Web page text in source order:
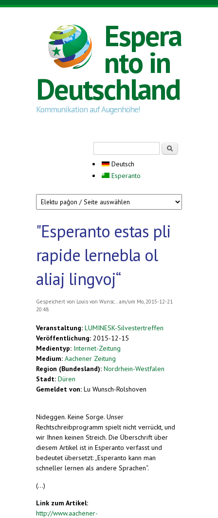
Direkt zum Inhalt
Espera
nto in
Deutschland
Kommunikation auf Augenhöhe!
Deutsch
Esperanto
"Esperanto estas pli
rapide lernebla ol
aliaj lingvoj“
Gespeichert von Louis von Wunsc...
am/um Mo, 2015-12-21
20:48
Veranstaltung: LUMINESK-Silvestertreffen
Veröffentlichung: 2015-12-15
Medientyp: Internet-Zeitung
Medium: Aachener Zeitung
Region (Bundesland): Nordrhein-Westfalen
Stadt: Düren
Gemeldet von: Lu Wunsch-Rolshoven
Nideggen. Keine Sorge. Unser
Rechtschreibprogramm spielt nicht verrückt, und
wir Ihnen keinen Streich. Die Überschrift über
diesem Artikel ist in Esperanto verfasst und
bedeutet übersetzt: „Esperanto kann man
schneller lernen als andere Sprachen“.
(...)
Link zum Artikel:
http://www.aachener-